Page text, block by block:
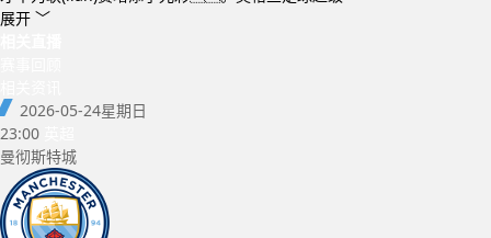
展开 ﹀
2026-05-24星期日
23:00
曼彻斯特城